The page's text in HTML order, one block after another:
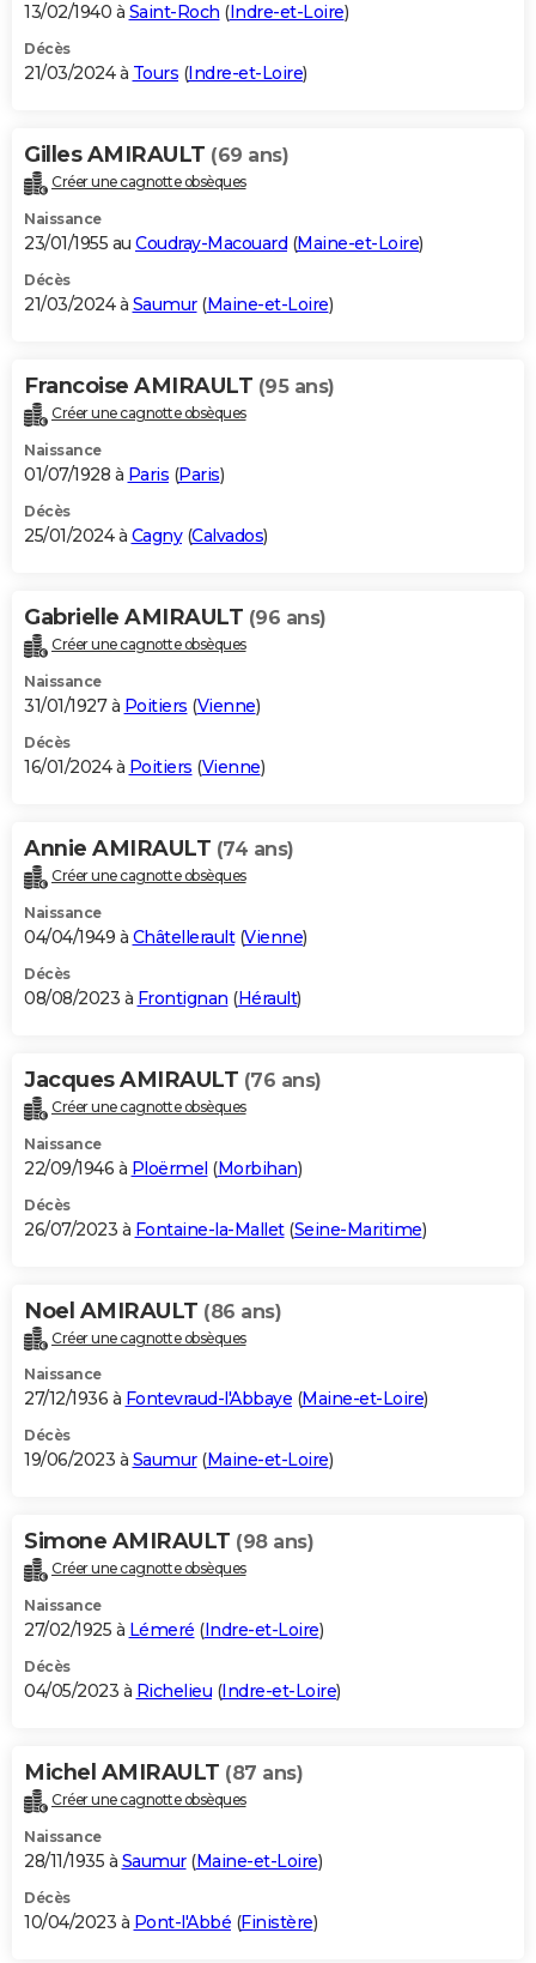
13/02/1940 à Saint-Roch (Indre-et-Loire)
Décès
21/03/2024 à Tours (Indre-et-Loire)
Gilles AMIRAULT (69 ans)
Créer une cagnotte obsèques
Naissance
23/01/1955 au Coudray-Macouard (Maine-et-Loire)
Décès
21/03/2024 à Saumur(Maine-et-Loire)
Francoise AMIRAULT (95 ans)
Créer une cagnotte obsèques
Naissance
01/07/1928 à Paris (Paris)
Décès
25/01/2024 à Cagny(Calvados)
Gabrielle AMIRAULT (96 ans)
Créer une cagnotte obsèques
Naissance
31/01/1927 à Poitiers (Vienne)
Décès
16/01/2024 à Poitiers (Vienne)
Annie AMIRAULT (74 ans)
Créer une cagnotte obsèques
Naissance
04/04/1949 à Châtellerault(Vienne)
Décès
08/08/2023 à Frontignan (Hérault)
Jacques AMIRAULT (76 ans)
Créer une cagnotte obsèques
Naissance
22/09/1946 à Ploërmel (Morbihan)
Décès
26/07/2023 à Fontaine-la-Mallet(Seine-Maritime)
Noel AMIRAULT (86 ans)
Créer une cagnotte obsèques
Naissance
27/12/1936 à Fontevraud-l'Abbaye (Maine-et-Loire)
Décès
19/06/2023 à Saumur(Maine-et-Loire)
Simone AMIRAULT (98 ans)
Créer une cagnotte obsèques
Naissance
27/02/1925 à Lémeré (Indre-et-Loire)
Décès
04/05/2023 à Richelieu (Indre-et-Loire)
Michel AMIRAULT (87 ans)
Créer une cagnotte obsèques
Naissance
28/11/1935 à Saumur(Maine-et-Loire)
Décès
10/04/2023 à Pont-l'Abbé (Finistère)